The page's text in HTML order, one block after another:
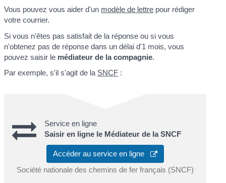
Vous pouvez vous aider d'un modèle de lettre pour rédiger
votre courrier.
Si vous n'êtes pas satisfait de la réponse ou si vous
n'obtenez pas de réponse dans un délai d'1 mois, vous
pouvez saisir le médiateur de la compagnie.
Par exemple, s'il s'agit de la SNCF :
Service en ligne
Saisir en ligne le Médiateur de la SNCF
Accéder au service en ligne
Société nationale des chemins de fer français (SNCF)